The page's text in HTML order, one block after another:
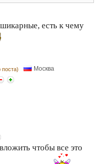
есть к чему
поста) Москва
чтобы все это